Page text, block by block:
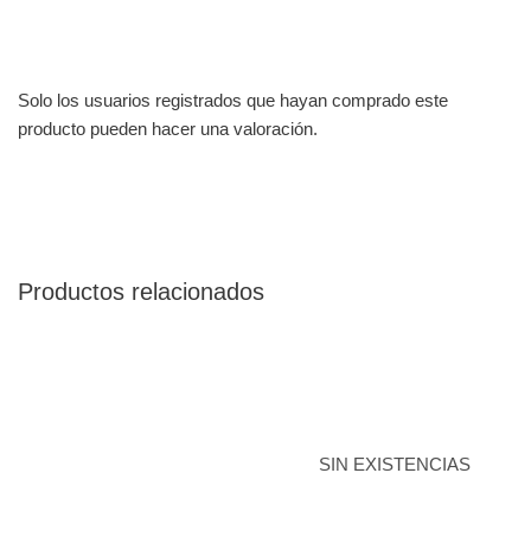
Solo los usuarios registrados que hayan comprado este
producto pueden hacer una valoración.
Productos relacionados
SIN EXISTENCIAS